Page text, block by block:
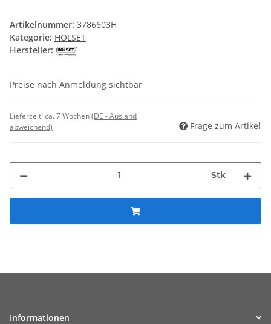
Artikelnummer: 3786603H
Kategorie: HOLSET
Hersteller:
Preise nach Anmeldung sichtbar
Lieferzeit:ca. 7 Wochen(DE - Ausland
abweichend)
Frage zum Artikel
Stk
Informationen